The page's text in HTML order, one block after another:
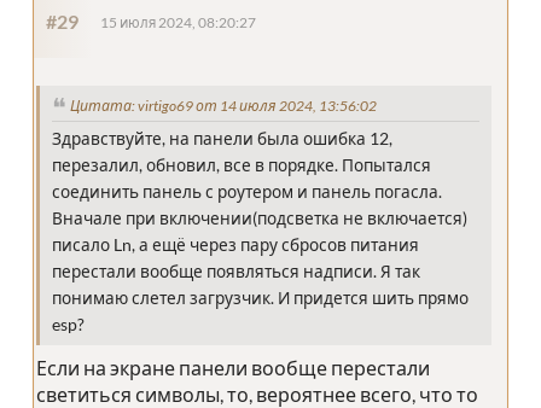
#29 15 июля 2024, 08:20:27
Цитата: virtigo69 от 14 июля 2024, 13:56:02
Здравствуйте, на панели была ошибка 12,
перезалил, обновил, все в порядке. Попытался
соединить панель с роутером и панель погасла.
Вначале при включении(подсветка не включается)
писало Ln, а ещё через пару сбросов питания
перестали вообще появляться надписи. Я так
понимаю слетел загрузчик. И придется шить прямо
esp?
Если на экране панели вообще перестали
светиться символы, то, вероятнее всего, что то